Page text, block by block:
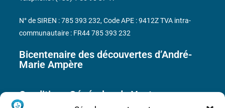
Bicentenaire des découvertes d’André-
Marie Ampère
Conditions Générales de Vente
N° de SIREN : 785 393 232, Code APE : 9412Z TVA intra-
communautaire : FR44 785 393 232